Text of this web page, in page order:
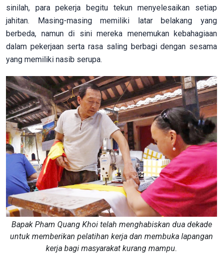
sinilah, para pekerja begitu tekun menyelesaikan setiap
jahitan. Masing-masing memiliki latar belakang yang
berbeda, namun di sini mereka menemukan kebahagiaan
dalam pekerjaan serta rasa saling berbagi dengan sesama
yang memiliki nasib serupa.
Bapak Pham Quang Khoi telah menghabiskan dua dekade
untuk memberikan pelatihan kerja dan membuka lapangan
kerja bagi masyarakat kurang mampu.